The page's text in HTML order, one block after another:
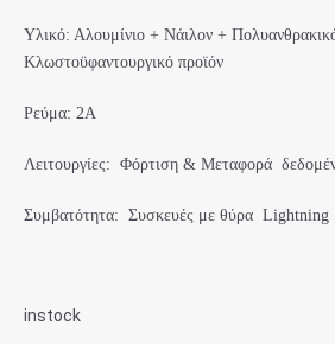
Υλικό: Αλουμίνιο + Νάιλον +
Κλωστοϋφαντουργικό προϊόν
Ρεύμα: 2A
Λειτουργίες: Φόρτιση & Μεταφορά
Συμβατότητα: Συσκευές με θύρα Lightning
instock